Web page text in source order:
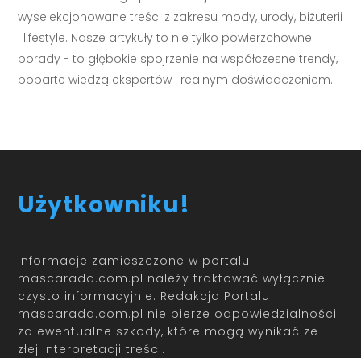
wyselekcjonowane treści z zakresu mody, urody, biżuterii
i lifestyle. Nasze artykuły to nie tylko powierzchowne
porady - to głębokie spojrzenie na współczesne trendy,
poparte wiedzą ekspertów i realnym doświadczeniem.
Użytkowniku!
Informacje zamieszczone w portalu
mascarada.com.pl należy traktować wyłącznie
czysto informacyjnie. Redakcja Portalu
mascarada.com.pl nie bierze odpowiedzialności
za ewentualne szkody, które mogą wynikać ze
złej interpretacji treści.